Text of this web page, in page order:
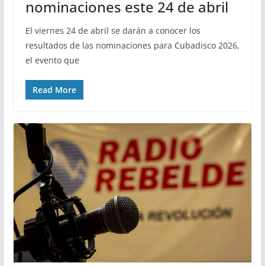
nominaciones este 24 de abril
El viernes 24 de abril se darán a conocer los
resultados de las nominaciones para Cubadisco 2026,
el evento que
Read More